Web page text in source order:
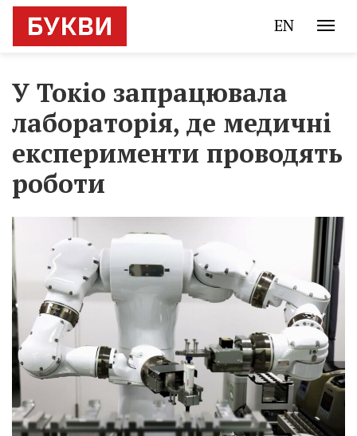
EN
У Токіо запрацювала
лабораторія, де медичні
експерименти проводять
роботи